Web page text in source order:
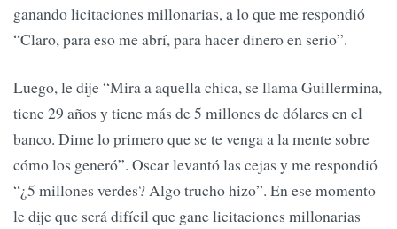
ganando licitaciones millonarias, a lo que me respondió
“Claro, para eso me abrí, para hacer dinero en serio”.
Luego, le dije “Mira a aquella chica, se llama Guillermina,
tiene 29 años y tiene más de 5 millones de dólares en el
banco. Dime lo primero que se te venga a la mente sobre
cómo los generó”. Oscar levantó las cejas y me respondió
“¿5 millones verdes? Algo trucho hizo”. En ese momento
le dije que será difícil que gane licitaciones millonarias